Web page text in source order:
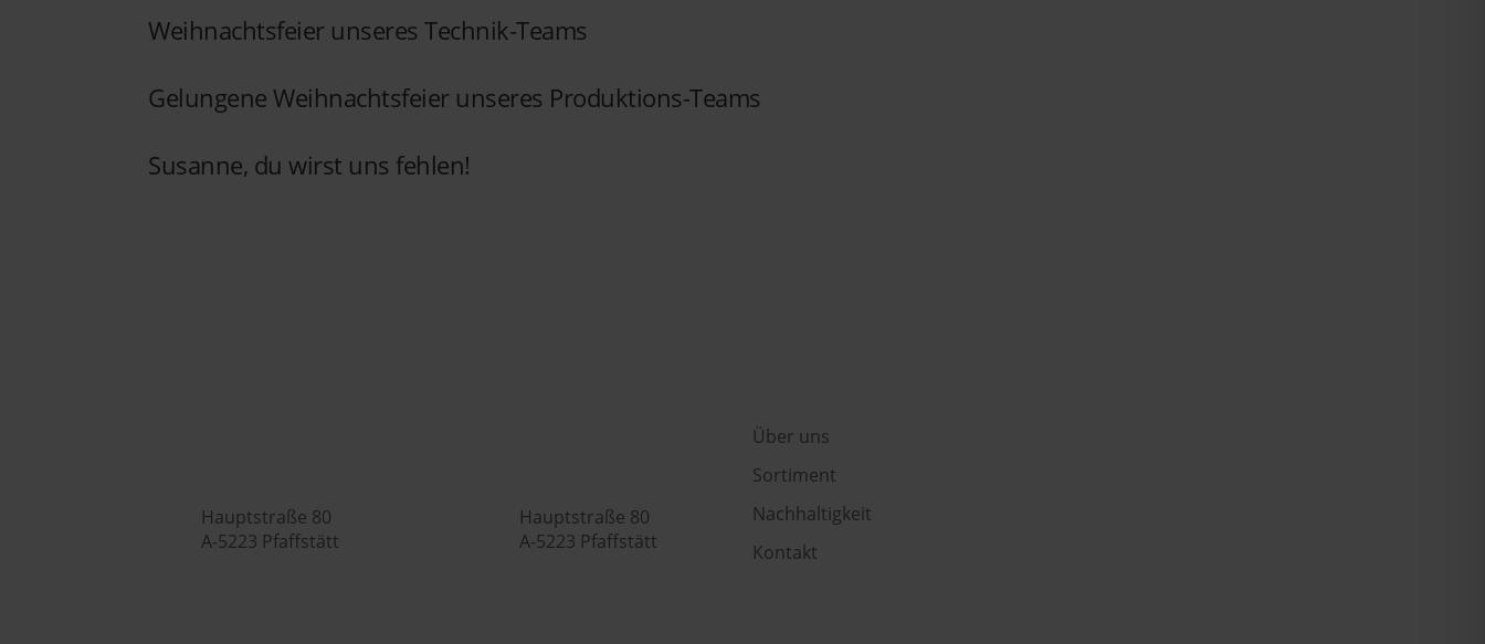
Weihnachtsfeier unseres Technik-Teams
Gelungene Weihnachtsfeier unseres Produktions-Teams
Susanne, du wirst uns fehlen!
Hauptstraße 80
A-5223 Pfaffstätt
Hauptstraße 80
A-5223 Pfaffstätt
Über uns
Sortiment
Nachhaltigkeit
Kontakt